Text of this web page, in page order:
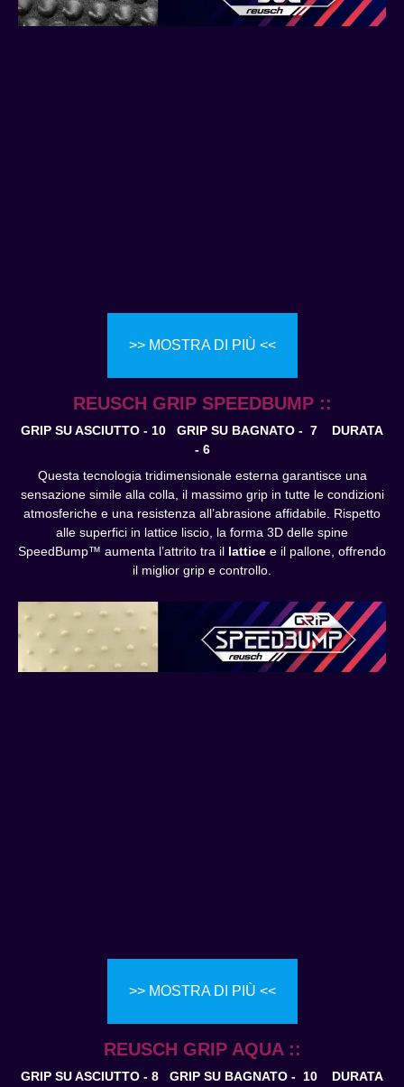
>> MOSTRA DI PIÙ <<
REUSCH GRIP SPEEDBUMP ::
GRIP SU ASCIUTTO - 10 GRIP SU BAGNATO - 7
DURATA
- 6
Questa tecnologia tridimensionale esterna garantisce una
sensazione simile alla colla, il massimo grip in tutte le condizioni
atmosferiche e una resistenza all’abrasione affidabile. Rispetto
alle superfici in lattice liscio, la forma 3D delle spine
SpeedBump™ aumenta l’attrito tra il lattice e il pallone, offrendo
il miglior grip e controllo.
>> MOSTRA DI PIÙ <<
REUSCH GRIP AQUA ::
GRIP SU ASCIUTTO - 8 GRIP SU BAGNATO - 10
DURATA